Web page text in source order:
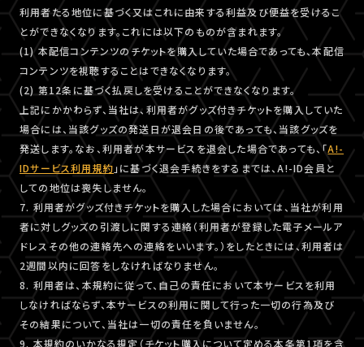
利用者たる地位に基づく又はこれに由来する利益及び便益を受けるこ
とができなくなります。これには以下のものが含まれます。
(1) 本配信コンテンツのチケットを購入していた場合であっても、本配信
コンテンツを視聴することはできなくなります。
(2) 第12条に基づく払戻しを受けることができなくなります。
上記にかかわらず、当社は、利用者がグッズ付きチケットを購入していた
場合には、当該グッズの発送日が退会日の後であっても、当該グッズを
発送します。なお、利用者が本サービスを退会した場合であっても、「A!-
IDサービス利用規約 」に基づく退会手続きをするまでは、A!-ID会員と
しての地位は喪失しません。
7. 利用者がグッズ付きチケットを購入した場合においては、当社が利用
者に対しグッズの引渡しに関する連絡（利用者が登録した電子メールア
ドレスその他の連絡先への連絡をいいます。）をしたときには、利用者は
2週間以内に回答をしなければなりません。
8. 利用者は、本規約に従って、自己の責任において本サービスを利用
しなければならず、本サービスの利用に関して行った一切の行為及び
その結果について、当社は一切の責任を負いません。
9. 本規約のいかなる規定（チケット購入について定める本条第1項を含